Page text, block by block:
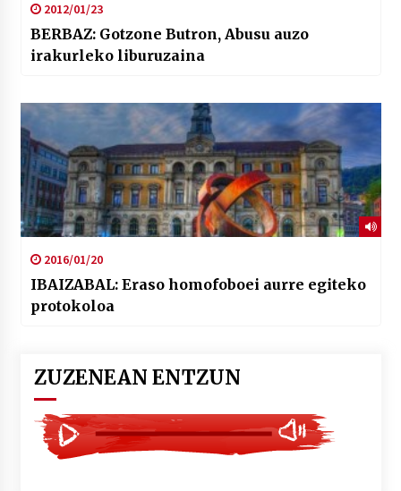
2012/01/23
BERBAZ: Gotzone Butron, Abusu auzo
irakurleko liburuzaina
2016/01/20
IBAIZABAL: Eraso homofoboei aurre egiteko
protokoloa
ZUZENEAN ENTZUN